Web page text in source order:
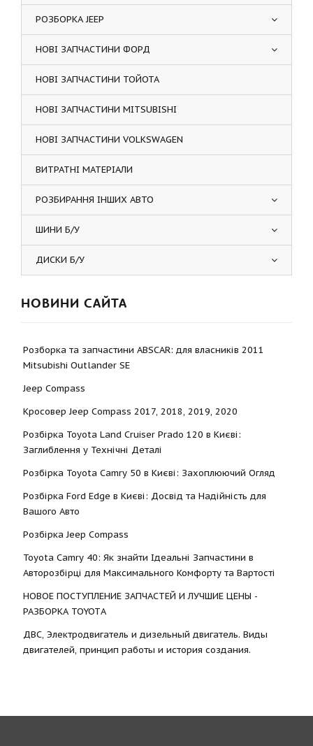
РОЗБОРКА JEEP
НОВІ ЗАПЧАСТИНИ ФОРД
НОВІ ЗАПЧАСТИНИ ТОЙОТА
НОВІ ЗАПЧАСТИНИ MITSUBISHI
НОВІ ЗАПЧАСТИНИ VOLKSWAGEN
ВИТРАТНІ МАТЕРІАЛИ
РОЗБИРАННЯ ІНШИХ АВТО
ШИНИ Б/У
ДИСКИ Б/У
НОВИНИ САЙТА
Розборка та запчастини ABSCAR: для власників 2011
Mitsubishi Outlander SE
Jeep Compass
Кросовер Jeep Compass 2017, 2018, 2019, 2020
Розбірка Toyota Land Cruiser Prado 120 в Києві:
Заглиблення у Технічні Деталі
Розбірка Toyota Camry 50 в Києві: Захоплюючий Огляд
Розбірка Ford Edge в Києві: Досвід та Надійність для
Вашого Авто
Розбірка Jeep Compass
Toyota Camry 40: Як знайти Ідеальні Запчастини в
Авторозбірці для Максимального Комфорту та Вартості
НОВОЕ ПОСТУПЛЕНИЕ ЗАПЧАСТЕЙ И ЛУЧШИЕ ЦЕНЫ -
РАЗБОРКА TOYOTА
ДВС, Электродвигатель и дизельный двигатель. Виды
двигателей, принцип работы и история создания.